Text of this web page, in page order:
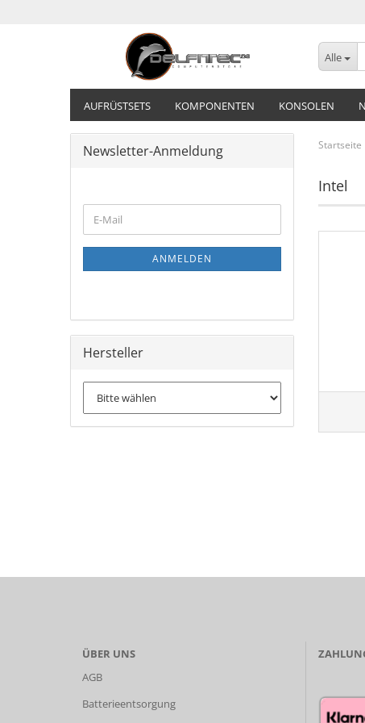
Alle
AUFRÜSTSETS KOMPONENTEN KONSOLEN
Startseite
Intel
Newsletter-Anmeldung
ANMELDEN
Hersteller
ÜBER UNS
AGB
Batterieentsorgung